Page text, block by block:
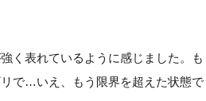
く表れているように感じました。も
で…いえ、もう限界を超えた状態で